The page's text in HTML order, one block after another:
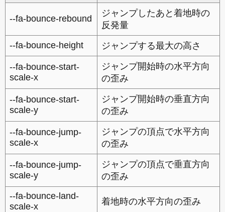
--fa-bounce-rebound
ジャンプしたあと着地時の
反発量
--fa-bounce-height
ジャンプする最大の高さ
--fa-bounce-start-
scale-x
ジャンプ開始時の水平方向
の歪み
--fa-bounce-start-
scale-y
ジャンプ開始時の垂直方向
の歪み
--fa-bounce-jump-
scale-x
ジャンプの頂点で水平方向
の歪み
--fa-bounce-jump-
scale-y
ジャンプの頂点で垂直方向
の歪み
--fa-bounce-land-
scale-x
着地時の水平方向の歪み